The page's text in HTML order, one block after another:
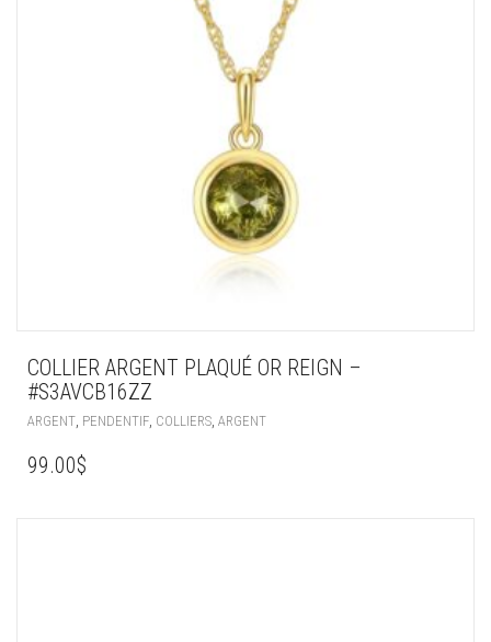
COLLIER ARGENT PLAQUÉ OR REIGN –
#S3AVCB16ZZ
ARGENT PENDENTIF COLLIERS ARGENT
99.00$